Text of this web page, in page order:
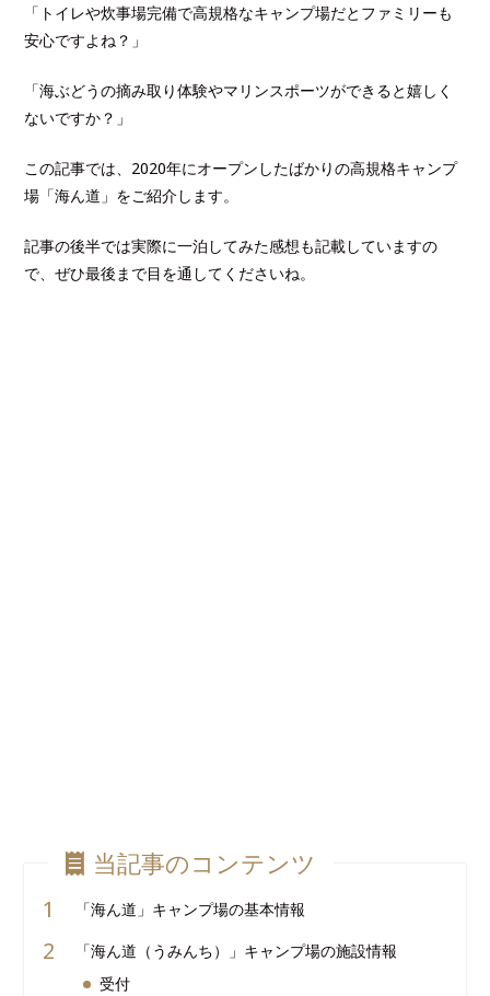
「トイレや炊事場完備で高規格なキャンプ場だとファミリーも
安心ですよね？」
「海ぶどうの摘み取り体験やマリンスポーツができると嬉しく
ないですか？」
この記事では、2020年にオープンしたばかりの高規格キャンプ
場「海ん道」をご紹介します。
記事の後半では実際に一泊してみた感想も記載していますの
で、ぜひ最後まで目を通してくださいね。
当記事のコンテンツ
「海ん道」キャンプ場の基本情報
「海ん道（うみんち）」キャンプ場の施設情報
受付